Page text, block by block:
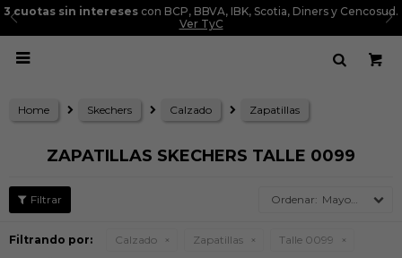
3 cuotas sin intereses con BCP, BBVA, IBK, Scotia, Diners y Cencosud.
Ver TyC

Home Skechers Calzado Zapatillas
ZAPATILLAS SKECHERS TALLE 0099
Mayor precio
Filtrando por: Calzado Zapatillas
Talle 0099